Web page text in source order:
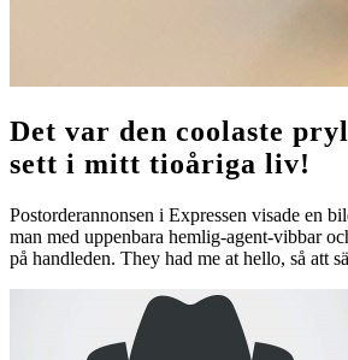
Det var den coolaste
sett i mitt tioåriga liv!
Postorderannonsen i Expressen visade en
man med uppenbara hemlig-agent-vibbar
på handleden. They had me at hello, så att